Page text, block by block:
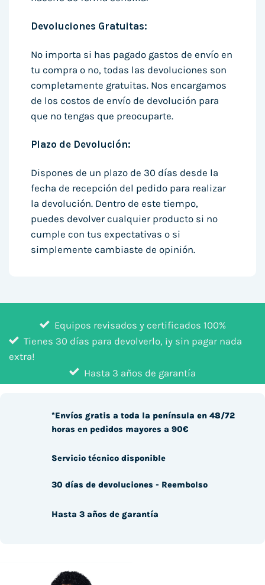
Devoluciones Gratuitas:
No importa si has pagado gastos de envío en
tu compra o no, todas las devoluciones son
completamente gratuitas. Nos encargamos
de los costos de envío de devolución para
que no tengas que preocuparte.
Plazo de Devolución:
Dispones de un plazo de 30 días desde la
fecha de recepción del pedido para realizar
la devolución. Dentro de este tiempo,
puedes devolver cualquier producto si no
cumple con tus expectativas o si
simplemente cambiaste de opinión.
Equipos revisados y certificados 100%
Tienes 30 días para devolverlo, ¡y sin pagar nada
extra!
Hasta 3 años de garantía
*Envíos gratis a toda la península en 48/72
horas en pedidos mayores a 90€
Servicio técnico disponible
30 días de devoluciones - Reembolso
Hasta 3 años de garantía